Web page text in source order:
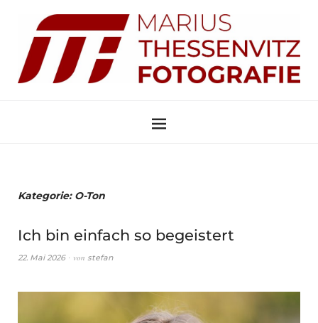
Kategorie: O-Ton
Ich bin einfach so begeistert
22. Mai 2026 von stefan